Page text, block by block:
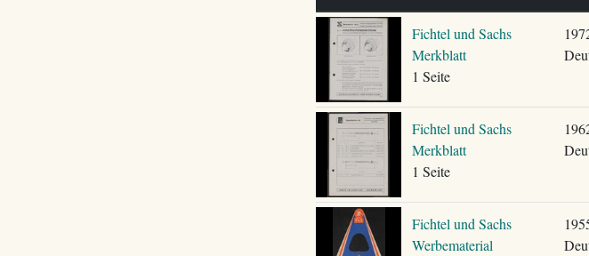
Fichtel und Sachs
Merkblatt
1 Seite
Fichtel und Sachs
Merkblatt
1 Seite
Fichtel und Sachs
Werbematerial